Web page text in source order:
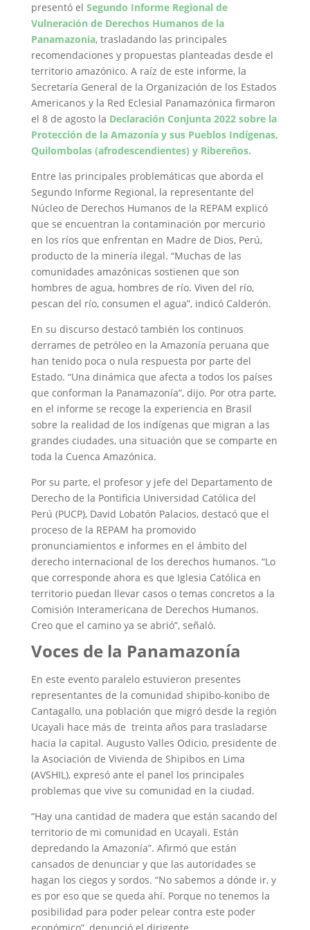
presentó el Segundo Informe Regional de
Vulneración de Derechos Humanos de la
Panamazonia, trasladando las principales
recomendaciones y propuestas planteadas desde el
territorio amazónico. A raíz de este informe, la
Secretaría General de la Organización de los Estados
Americanos y la Red Eclesial Panamazónica firmaron
el 8 de agosto la Declaración Conjunta 2022 sobre la
Protección de la Amazonía y sus Pueblos Indígenas,
Quilombolas (afrodescendientes) y Ribereños.
Entre las principales problemáticas que aborda el
Segundo Informe Regional, la representante del
Núcleo de Derechos Humanos de la REPAM explicó
que se encuentran la contaminación por mercurio
en los ríos que enfrentan en Madre de Dios, Perú,
producto de la minería ilegal. “Muchas de las
comunidades amazónicas sostienen que son
hombres de agua, hombres de río. Viven del río,
pescan del río, consumen el agua”, indicó Calderón.
En su discurso destacó también los continuos
derrames de petróleo en la Amazonía peruana que
han tenido poca o nula respuesta por parte del
Estado. “Una dinámica que afecta a todos los países
que conforman la Panamazonía”, dijo. Por otra parte,
en el informe se recoge la experiencia en Brasil
sobre la realidad de los indígenas que migran a las
grandes ciudades, una situación que se comparte en
toda la Cuenca Amazónica.
Por su parte, el profesor y jefe del Departamento de
Derecho de la Pontificia Universidad Católica del
Perú (PUCP), David Lobatón Palacios, destacó que el
proceso de la REPAM ha promovido
pronunciamientos e informes en el ámbito del
derecho internacional de los derechos humanos. “Lo
que corresponde ahora es que Iglesia Católica en
territorio puedan llevar casos o temas concretos a la
Comisión Interamericana de Derechos Humanos.
Creo que el camino ya se abrió”, señaló.
Voces de la Panamazonía
En este evento paralelo estuvieron presentes
representantes de la comunidad shipibo-konibo de
Cantagallo, una población que migró desde la región
Ucayali hace más de treinta años para trasladarse
hacia la capital. Augusto Valles Odicio, presidente de
la Asociación de Vivienda de Shipibos en Lima
(AVSHIL), expresó ante el panel los principales
problemas que vive su comunidad en la ciudad.
“Hay una cantidad de madera que están sacando del
territorio de mi comunidad en Ucayali. Están
depredando la Amazonía”. Afirmó que están
cansados de denunciar y que las autoridades se
hagan los ciegos y sordos. “No sabemos a dónde ir, y
es por eso que se queda ahí. Porque no tenemos la
posibilidad para poder pelear contra este poder